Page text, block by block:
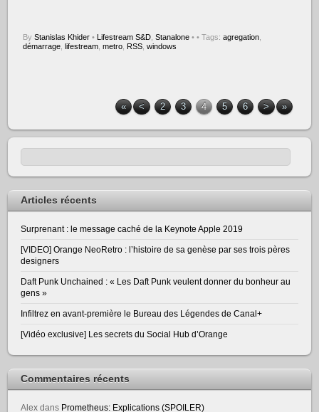
ByStanislas Khider • Lifestream S&D ,Stanalone • • Tags:agregation
démarrage ,lifestream ,metro RSS ,windows
« < 2 3 4 5 6 > »
Articles récents
Surprenant : le message caché de la Keynote Apple 2019
[VIDEO] Orange NeoRetro : l’histoire de sa genèse par ses trois pères
designers
Daft Punk Unchained : « Les Daft Punk veulent donner du bonheur au
gens »
Infiltrez en avant-première le Bureau des Légendes de Canal+
[Vidéo exclusive] Les secrets du Social Hub d’Orange
Commentaires récents
Alex dans Prometheus: Explications (SPOILER)